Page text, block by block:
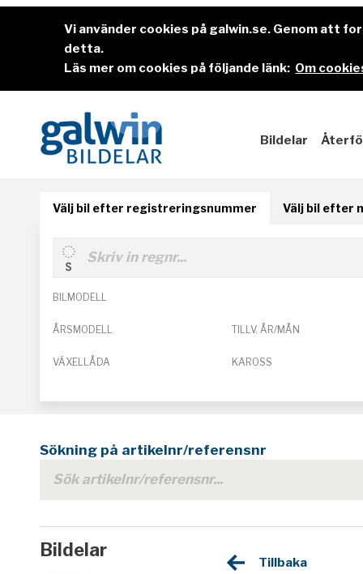
Vi använder cookies på galwin.se. Genom att
detta.
Läs mer om cookies på följande länk: Om
Bildelar
Välj bil efter registreringsnummer Välj bil efter
BILMODELL
ÅRSMODELL TILLV. ÅR/MÅN
VÄXELLÅDA KAROSS
Sökning på artikelnr/referensnr
Bildelar
Tillbaka